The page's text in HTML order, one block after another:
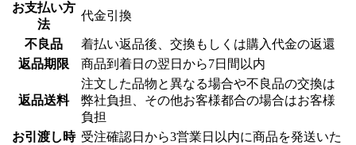
お支払い方
法
代金引換
不良品
着払い返品後、交換もしくは購入代金の返還
返品期限
商品到着日の翌日から7日間以内
返品送料
注文した品物と異なる場合や不良品の交換は
弊社負担、その他お客様都合の場合はお客様
負担
お引渡し時 受注確認日から3営業日以内に商品を発送いた